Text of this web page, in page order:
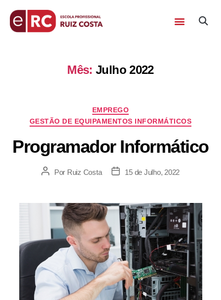
Mês: Julho 2022
EMPREGO
GESTÃO DE EQUIPAMENTOS INFORMÁTICOS
Programador Informático
Por Ruiz Costa 15 de Julho, 2022